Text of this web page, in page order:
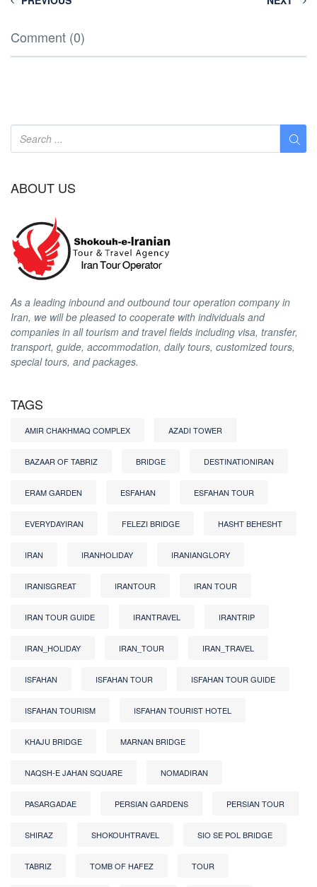
Comment (0)
ABOUT US
As a leading inbound and outbound tour operation company in
Iran, we will be pleased to cooperate with individuals and
companies in all tourism and travel fields including visa, transfer,
transport, guide, accommodation, daily tours, customized tours,
special tours, and packages.
TAGS
AMIR CHAKHMAQ COMPLEX AZADI TOWER
BAZAAR OF TABRIZ BRIDGE DESTINATIONIRAN
ERAM GARDEN ESFAHAN ESFAHAN TOUR
EVERYDAYIRAN FELEZI BRIDGE HASHT BEHESHT
IRAN IRANHOLIDAY IRANIANGLORY
IRANISGREAT IRANTOUR IRAN TOUR
IRAN TOUR GUIDE IRANTRAVEL IRANTRIP
IRAN_HOLIDAY IRAN_TOUR IRAN_TRAVEL
ISFAHAN ISFAHAN TOUR ISFAHAN TOUR GUIDE
ISFAHAN TOURISM ISFAHAN TOURIST HOTEL
KHAJU BRIDGE MARNAN BRIDGE
NAQSH-E JAHAN SQUARE NOMADIRAN
PASARGADAE PERSIAN GARDENS PERSIAN TOUR
SHIRAZ SHOKOUHTRAVEL SIO SE POL BRIDGE
TABRIZ TOMB OF HAFEZ TOUR